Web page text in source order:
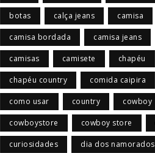
botas calça jeans camisa
camisa bordada camisa jeans
camisas camisete chapéu
chapéu country comida caipira
como usar country cowboy
cowboystore cowboy store
curiosidades dia dos namorados